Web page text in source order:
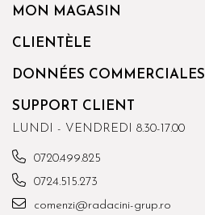
MON MAGASIN
CLIENTÈLE
DONNÉES COMMERCIALES
SUPPORT CLIENT
LUNDI - VENDREDI 8.30-17.00
0720.499.825
0724.515.273
comenzi@radacini-grup.ro